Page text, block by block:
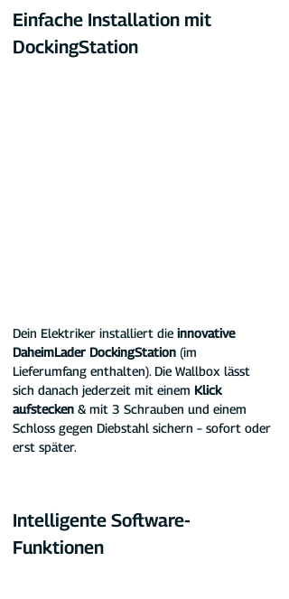
Einfache Installation mit
DockingStation
Dein Elektriker installiert die innovative
DaheimLader DockingStation (im
Lieferumfang enthalten). Die Wallbox lässt
sich danach jederzeit mit einem Klick
aufstecken & mit 3 Schrauben und einem
Schloss gegen Diebstahl sichern – sofort oder
erst später.
Intelligente Software-
Funktionen